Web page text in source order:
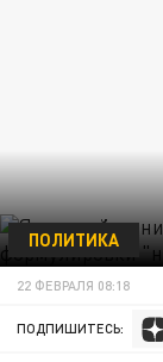
ПОЛИТИКА
22 ФЕВРАЛЯ 08:18
ПОДПИШИТЕСЬ: